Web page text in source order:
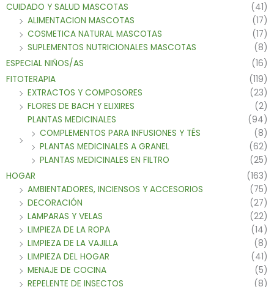
CUIDADO Y SALUD MASCOTAS
(41)
ALIMENTACION MASCOTAS
(17)
COSMETICA NATURAL MASCOTAS
(17)
SUPLEMENTOS NUTRICIONALES MASCOTAS
(8)
ESPECIAL NIÑOS/AS
(16)
FITOTERAPIA
(119)
EXTRACTOS Y COMPOSORES
(23)
FLORES DE BACH Y ELIXIRES
(2)
PLANTAS MEDICINALES
(94)
COMPLEMENTOS PARA INFUSIONES Y TÉS
(8)
PLANTAS MEDICINALES A GRANEL
(62)
PLANTAS MEDICINALES EN FILTRO
(25)
HOGAR
(163)
AMBIENTADORES, INCIENSOS Y ACCESORIOS
(75)
DECORACIÓN
(27)
LAMPARAS Y VELAS
(22)
LIMPIEZA DE LA ROPA
(14)
LIMPIEZA DE LA VAJILLA
(8)
LIMPIEZA DEL HOGAR
(41)
MENAJE DE COCINA
(5)
REPELENTE DE INSECTOS
(8)